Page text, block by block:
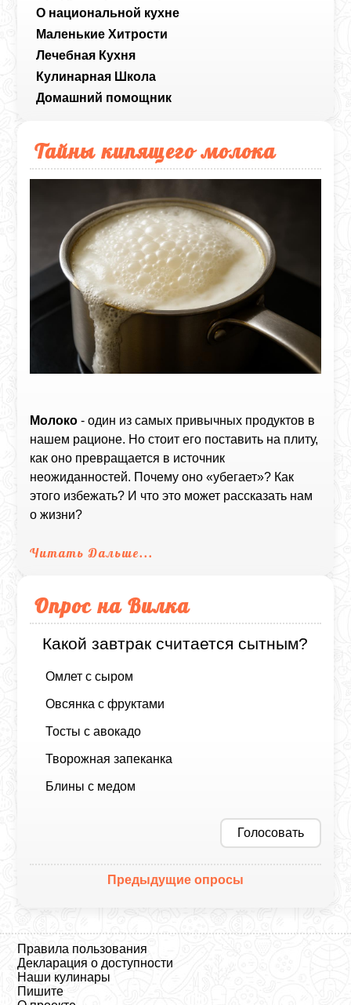
О национальной кухне
Маленькие Хитрости
Лечебная Кухня
Кулинарная Школа
Домашний помощник
Тайны кипящего молока
Молоко - один из самых привычных продуктов в
нашем рационе. Но стоит его поставить на плиту,
как оно превращается в источник
неожиданностей. Почему оно «убегает»? Как
этого избежать? И что это может рассказать нам
о жизни?
Читать Дальше...
Опрос на Вилка
Какой завтрак считается сытным?
Омлет с сыром
Овсянка с фруктами
Тосты с авокадо
Творожная запеканка
Блины с медом
Голосовать
Предыдущие опросы
Правила пользования
Декларация о доступности
Наши кулинары
Пишите